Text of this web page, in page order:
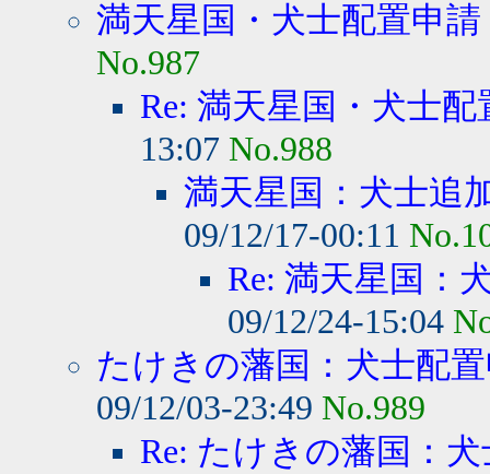
満天星国・犬士配置申請
No.987
Re: 満天星国・犬士配
13:07 No.988
満天星国：犬士追
09/12/17-00:11
Re: 満天星国：
09/12/24-15:04
たけきの藩国：犬士配
09/12/03-23:49 No.989
Re: たけきの藩国：